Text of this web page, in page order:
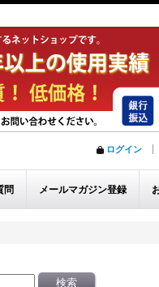
ログイン
問 メールマガジン登録